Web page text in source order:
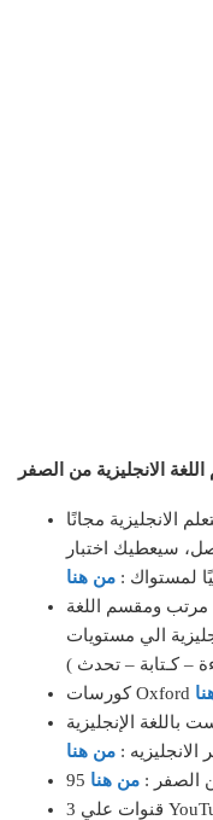
الانجليزية مجانًا
سيعطيك اختبار
لمستواك : من هنا
مرتب ومقسم اللغة
الي مستويات
باللغة الإنجليزية
من هنا
الصفر : من هنا